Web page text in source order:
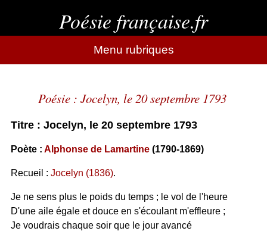
Poésie française.fr
Menu rubriques
Poésie : Jocelyn, le 20 septembre 1793
Titre : Jocelyn, le 20 septembre 1793
Poète : Alphonse de Lamartine(1790-1869)
Recueil : Jocelyn (1836).
Je ne sens plus le poids du temps ; le vol de l'heure
D'une aile égale et douce en s'écoulant m'effleure ;
Je voudrais chaque soir que le jour avancé